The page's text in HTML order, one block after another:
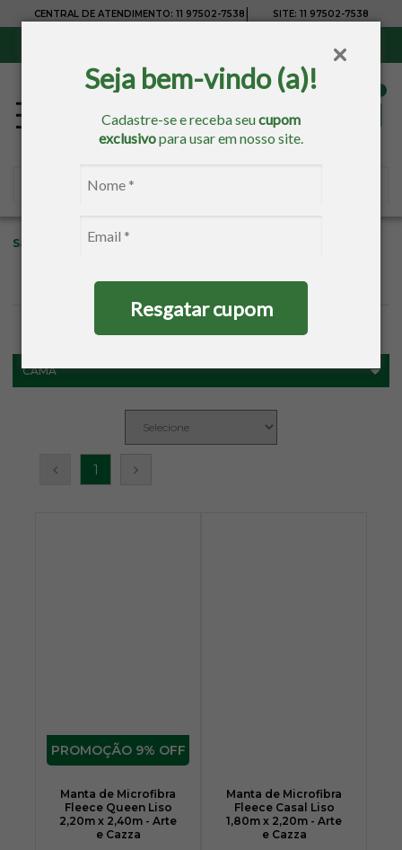
Seja bem-vindo (a)!
Cadastre-se e receba seucupom
exclusivopara usar em nosso site.
Resgatar cupom
CENTRAL DE ATENDIMENTO: 11 97502-7538 SITE: 11 97502-7538
Sacaria Arte e Cazza
FILTROS
CAMA
1
9% OFF
Manta de Microfibra
Fleece Queen Liso
2,20m x 2,40m - Arte
e Cazza
Manta de Microfibra
Fleece Casal Liso
1,80m x 2,20m - Arte
e Cazza